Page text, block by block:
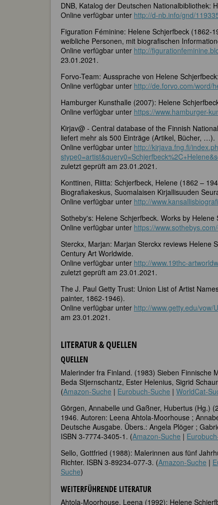
DNB, Katalog der Deutschen Nationalbibliothek:
Online verfügbar unter http://d-nb.info/gnd/
Figuration Féminine: Helene Schjerfbeck (1862-
weibliche Personen, mit biografischen
Online verfügbar unter http://
23.01.2021.
Forvo-Team: Aussprache von Helene
Online verfügbar unter http://de.forvo.com/word/
Hamburger Kunsthalle (2007): Helene
Online verfügbar unter https://www.hamburger-
Kirjav@ - Central database of the Finnish
liefert mehr als 500 Einträge (Artikel, Bücher, …).
Online verfügbar unter http://kirjava.fng.fi/
zuletzt geprüft am 23.01.2021.
Konttinen, Riitta: Schjerfbeck, Helene (1862 –
Biografiakeskus, Suomalaisen Kirjallisuuden
Online verfügbar unter http://
Sotheby's: Helene Schjerfbeck. Works by Helene
Online verfügbar unter https://
Sterckx, Marjan: Marjan Sterckx reviews Helene
Century Art Worldwide.
Online verfügbar unter http://www.19thc-
zuletzt geprüft am 23.01.2021.
The J. Paul Getty Trust: Union List of Artist
painter, 1862-1946).
Online verfügbar unter http://www.getty.edu/vow/
am 23.01.2021.
LITERATUR & QUELLEN
QUELLEN
Malerinder fra Finland. (1983) Sieben Finnische
Beda Stjernschantz, Ester Helenius, Sigrid
(Amazon-Suche | Eurobuch-Suche | WorldCat-
Görgen, Annabelle und Gaßner, Hubertus (Hg.)
1946. Autoren: Leena Ahtola-Moorhouse ;
Deutsche Ausgabe. Übers.: Angela Plöger ;
ISBN 3-7774-3405-1. (Amazon-Suche |
Sello, Gottfried (1988): Malerinnen aus fünf
Richter. ISBN 3-89234-077-3. (Amazon-Suche |
Suche)
WEITERFÜHRENDE LITERATUR
Ahtola-Moorhouse, Leena (1992): Helene